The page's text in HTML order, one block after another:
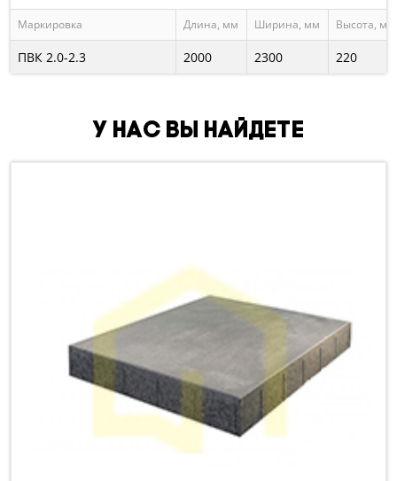
Маркировка Длина, мм Ширина, мм Высота, мм
ПВК 2.0-2.3 2000 2300 220
У нас вы найдете